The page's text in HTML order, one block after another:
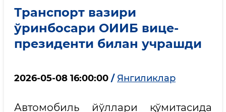
Транспорт вазири
ўринбосари ОИИБ вице-
президенти билан учрашди
2026-05-08 16:00:00 / Янгиликлар
Автомобиль йўллари қўмитасида